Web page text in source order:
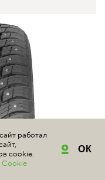
работал
cookie.
Cookie
ОК